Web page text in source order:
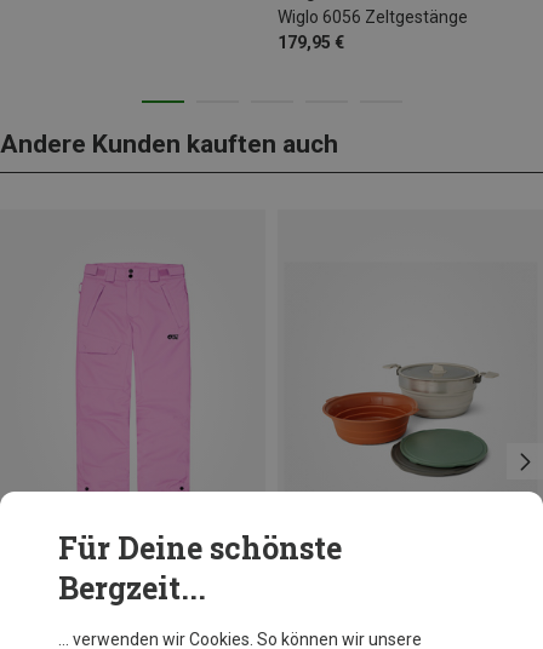
Wiglo 6056 Zeltgestänge
179,95 €
Andere Kunden kauften auch
Du sparst 20%
Für Deine schönste
Bergzeit...
… verwenden wir Cookies. So können wir unsere